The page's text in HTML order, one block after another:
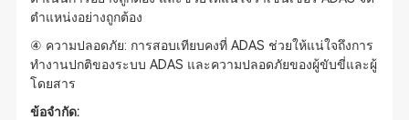
ตำแหน่งอย่างถูกต้อง
④ ความปลอดภัย: การสอบเทียบคงที่ ADAS ช่วยให้แน่ใจถึงการ
ทำงานปกติของระบบ ADAS และความปลอดภัยของผู้ขับขี่และผู้
โดยสาร
ข้อจำกัด: